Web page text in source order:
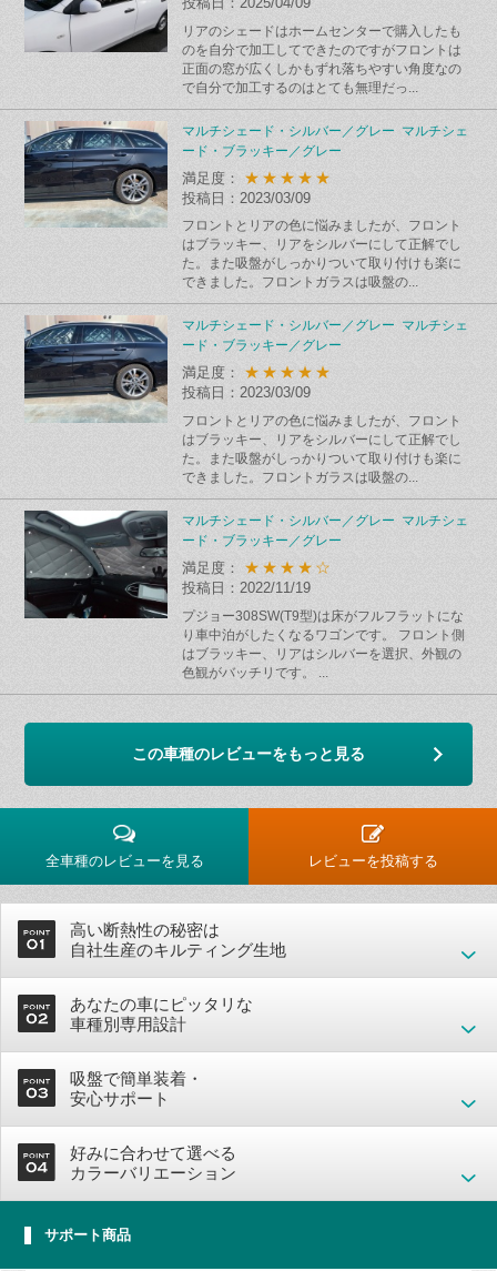
リアのシェードはホームセンターで購入したも
のを自分で加工してできたのですがフロントは
正面の窓が広くしかもずれ落ちやすい角度なの
で自分で加工するのはとても無理だっ...
マルチシェード・シルバー／グレー マルチシェ
ード・ブラッキー／グレー
満足度： ★★★★★
投稿日：2023/03/09
フロントとリアの色に悩みましたが、フロント
はブラッキー、リアをシルバーにして正解でし
た。また吸盤がしっかりついて取り付けも楽に
できました。フロントガラスは吸盤の...
マルチシェード・シルバー／グレー マルチシェ
ード・ブラッキー／グレー
満足度： ★★★★★
投稿日：2023/03/09
フロントとリアの色に悩みましたが、フロント
はブラッキー、リアをシルバーにして正解でし
た。また吸盤がしっかりついて取り付けも楽に
できました。フロントガラスは吸盤の...
マルチシェード・シルバー／グレー マルチシェ
ード・ブラッキー／グレー
満足度： ★★★★☆
投稿日：2022/11/19
プジョー308SW(T9型)は床がフルフラットにな
り車中泊がしたくなるワゴンです。 フロント側
はブラッキー、リアはシルバーを選択、外観の
色観がバッチリです。 ...
この車種のレビューをもっと見る
全車種のレビューを見る レビューを投稿する
高い断熱性の秘密は
自社生産のキルティング生地
あなたの車にピッタリな
車種別専用設計
吸盤で簡単装着・
安心サポート
好みに合わせて選べる
カラーバリエーション
サポート商品